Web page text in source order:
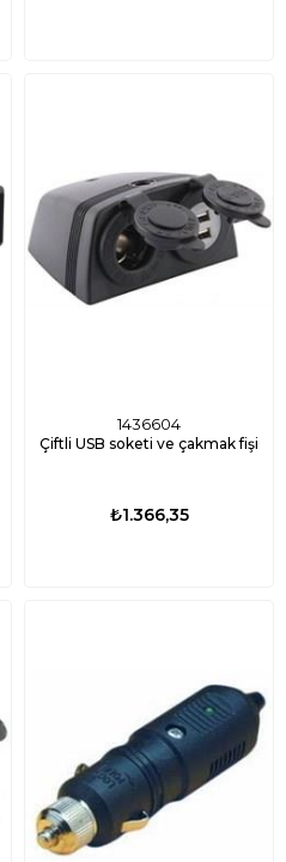
1436604
Çiftli USB soketi ve çakmak fişi
₺1.366,35